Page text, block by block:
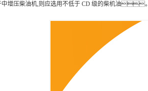
中增压柴油机,则应选用不低于 CD 级的柴机油。